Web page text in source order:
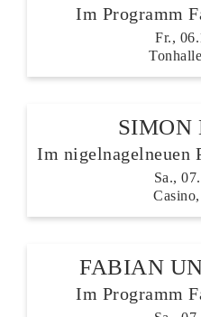
Im Programm
Fr.,
SIMON
Im nigelnagelneuen
Sa.,
FABIAN
Im Programm